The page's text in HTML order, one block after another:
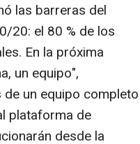
las barreras del
20: el 80 % de los
En la próxima
un equipo",
un equipo completo
plataforma de
desde la